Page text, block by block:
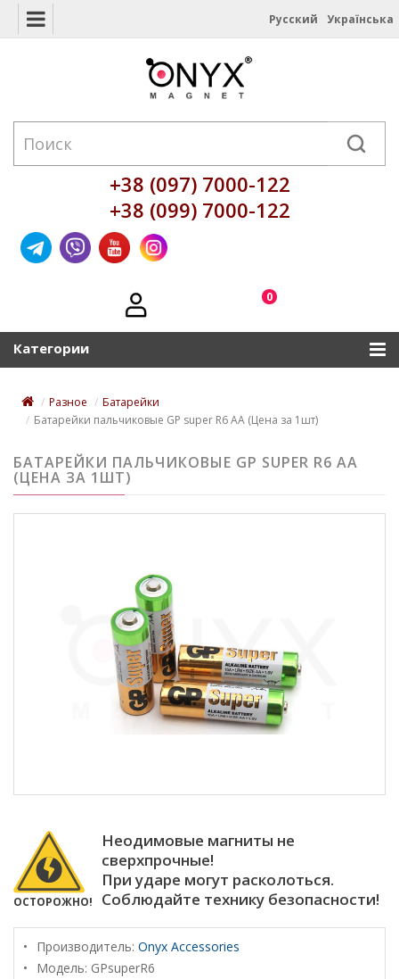
Русский Українська
+38 (097) 7000-122
+38 (099) 7000-122
0
Категории
Разное
Батарейки
Батарейки пальчиковые GP super R6 AA (Цена за 1шт)
БАТАРЕЙКИ ПАЛЬЧИКОВЫЕ GP SUPER R6 AA
(ЦЕНА ЗА 1ШТ)
ОСТОРОЖНО!
Неодимовые магниты не
сверхпрочные!
При ударе могут расколоться.
Соблюдайте технику безопасности!
Производитель: Onyx Accessories
Модель: GPsuperR6